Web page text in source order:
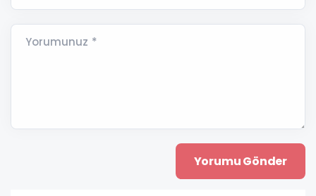
Yorumunuz *